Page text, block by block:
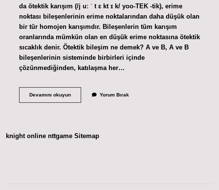
da ötektik karışım (/j uː ˈ t ɛ kt ɪ k/ yoo-TEK -tik), erime
noktası bileşenlerinin erime noktalarından daha düşük olan
bir tür homojen karışımdır. Bileşenlerin tüm karışım
oranlarında mümkün olan en düşük erime noktasına ötektik
sıcaklık denir. Ötektik bileşim ne demek? A ve B, A ve B
bileşenlerinin sisteminde birbirleri içinde
çözünmediğinden, katılaşma her…
Devamını okuyunÖtektik
Yorum Bırak
knight online nttgame Sitemap